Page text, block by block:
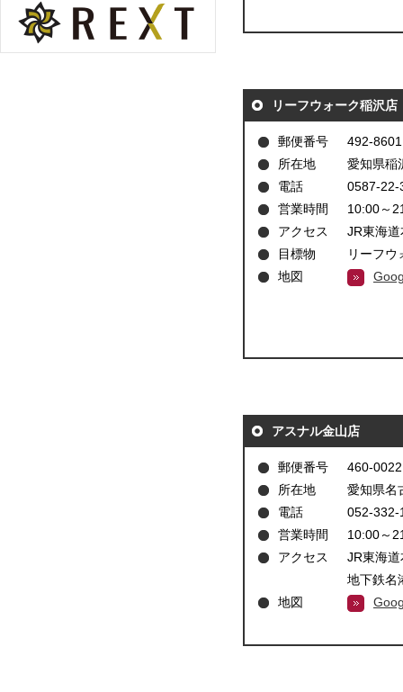
リーフウォーク稲沢店
郵便番号
492-8601
所在地
愛知県稲
電話
0587-22-
営業時間
10:00～
アクセス
JR東海
目標物
リーフウ
地図
アスナル金山店
郵便番号
460-0022
所在地
愛知県名
電話
052-332-
営業時間
10:00～
アクセス
JR東海
地下鉄名
地図